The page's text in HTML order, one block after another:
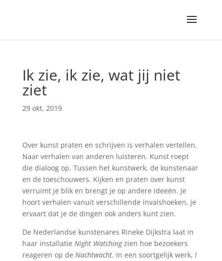
Ik zie, ik zie, wat jij niet
ziet
29 okt, 2019
Over kunst praten en schrijven is verhalen vertellen.
Naar verhalen van anderen luisteren. Kunst roept
die dialoog op. Tussen het kunstwerk, de kunstenaar
en de toeschouwers. Kijken en praten over kunst
verruimt je blik en brengt je op andere ideeën. Je
hoort verhalen vanuit verschillende invalshoeken, je
ervaart dat je de dingen ook anders kunt zien.
De Nederlandse kunstenares Rineke Dijkstra laat in
haar installatie Night Watchingzien hoe bezoekers
reageren op de Nachtwacht. In een soortgelijk werk, I